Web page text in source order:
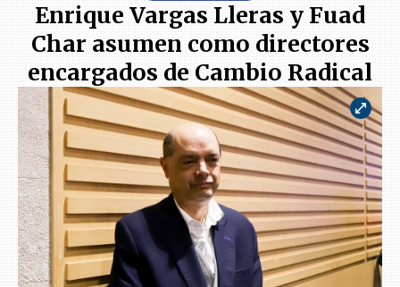
Enrique Vargas Lleras y Fuad
Char asumen como directores
encargados de Cambio Radical